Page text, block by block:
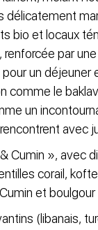
délicatement
bio et locaux
renforcée par
un
le
un
avec
Cumin », avec
corail,
et boulgour
(libanais,